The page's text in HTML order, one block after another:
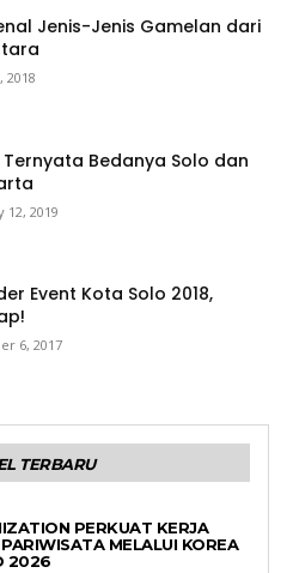
Jenis-Jenis Gamelan dari
2018
Ternyata Bedanya Solo dan
12, 2019
Event Kota Solo 2018,
6, 2017
TERBARU
PERKUAT KERJA
MELALUI KOREA
2026